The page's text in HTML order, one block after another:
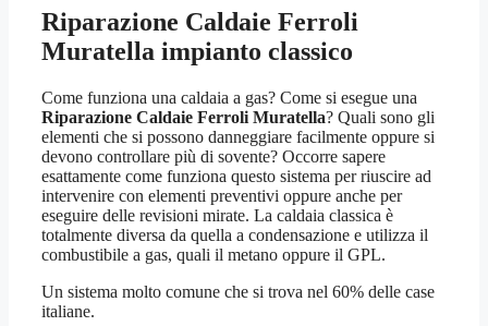
Riparazione Caldaie Ferroli
Muratella impianto classico
Come funziona una caldaia a gas? Come si esegue una
Riparazione Caldaie Ferroli Muratella? Quali sono gli
elementi che si possono danneggiare facilmente oppure si
devono controllare più di sovente? Occorre sapere
esattamente come funziona questo sistema per riuscire ad
intervenire con elementi preventivi oppure anche per
eseguire delle revisioni mirate. La caldaia classica è
totalmente diversa da quella a condensazione e utilizza il
combustibile a gas, quali il metano oppure il GPL.
Un sistema molto comune che si trova nel 60% delle case
italiane.